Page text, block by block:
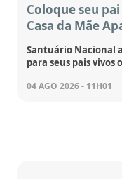
Coloque seu
Casa da Mãe
Santuário Nacional
para seus pais vivos
04 AGO 2026 - 11H01